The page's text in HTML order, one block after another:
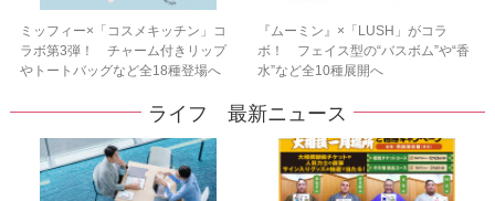
ミッフィー×「コスメキッチン」コ
ラボ第3弾！ チャーム付きリップ
やトートバッグなど全18種登場へ
『ムーミン』×「LUSH」がコラ
ボ！ フェイス型の“バスボム”や“香
水”など全10種展開へ
ライフ 最新ニュース